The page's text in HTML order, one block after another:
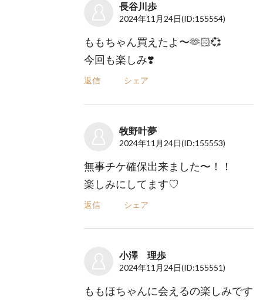
長谷川歩
2024年11月24日(ID:155554)
ももちゃん買えたよ〜‪🫶🏻💞‬
今回も楽しみ❣️
返信 シェア
牧野叶夢
2024年11月24日(ID:155553)
無事チケ確保出来ました〜！！
楽しみにしてます♡
返信 シェア
小澤 理歩
2024年11月24日(ID:155551)
ももほちゃんに会えるの楽しみです